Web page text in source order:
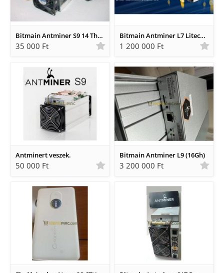
Bitmain Antminer S9 14 Th 1250W Bitcoin minerek garanciával.
35 000 Ft
Bitmain Antminer L7 Litecoin, Dogecoin miner eladó 9500 MHS
1 200 000 Ft
Antminert veszek.
50 000 Ft
Bitmain Antminer L9 (16Gh)
3 200 000 Ft